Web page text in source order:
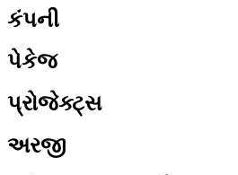
કંપની
પેકેજ
પ્રોજેક્ટ્સ
અરજી